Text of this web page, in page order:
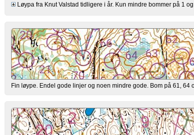
Løypa fra Knut Valstad tidligere i år. Kun mindre bommer på 1
Fin løype. Endel gode linjer og noen mindre gode. Bom på 61, 64